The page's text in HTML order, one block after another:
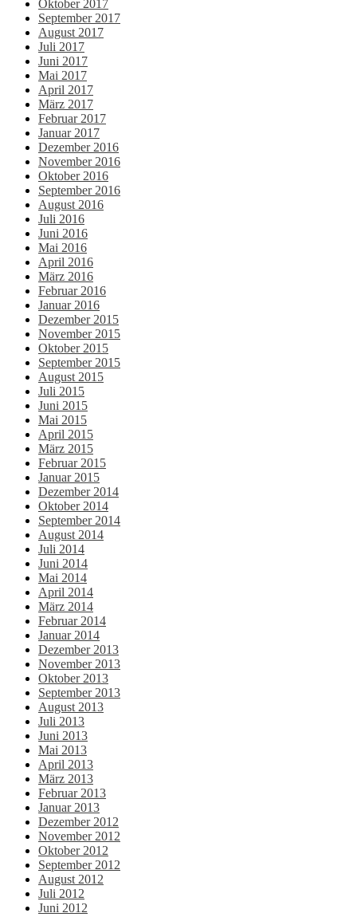
Oktober 2017
September 2017
August 2017
Juli 2017
Juni 2017
Mai 2017
April 2017
März 2017
Februar 2017
Januar 2017
Dezember 2016
November 2016
Oktober 2016
September 2016
August 2016
Juli 2016
Juni 2016
Mai 2016
April 2016
März 2016
Februar 2016
Januar 2016
Dezember 2015
November 2015
Oktober 2015
September 2015
August 2015
Juli 2015
Juni 2015
Mai 2015
April 2015
März 2015
Februar 2015
Januar 2015
Dezember 2014
Oktober 2014
September 2014
August 2014
Juli 2014
Juni 2014
Mai 2014
April 2014
März 2014
Februar 2014
Januar 2014
Dezember 2013
November 2013
Oktober 2013
September 2013
August 2013
Juli 2013
Juni 2013
Mai 2013
April 2013
März 2013
Februar 2013
Januar 2013
Dezember 2012
November 2012
Oktober 2012
September 2012
August 2012
Juli 2012
Juni 2012